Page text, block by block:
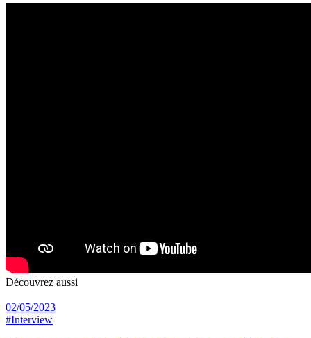
Découvrez aussi
02/05/2023
#Interview